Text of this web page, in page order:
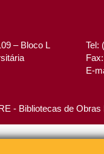
– Bloco L
Tel:
E-
- Bibliotecas de